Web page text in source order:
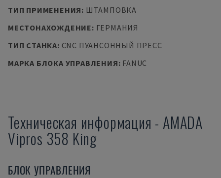
ТИП ПРИМЕНЕНИЯ: ШТАМПОВКА
МЕСТОНАХОЖДЕНИЕ: ГЕРМАНИЯ
ТИП СТАНКА: CNC ПУАНСОННЫЙ ПРЕСС
МАРКА БЛОКА УПРАВЛЕНИЯ: FANUC
Техническая информация - AMADA
Vipros 358 King
БЛОК УПРАВЛЕНИЯ